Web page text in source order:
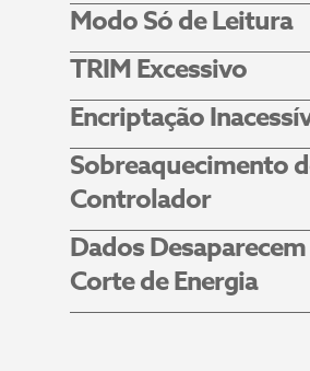
Modo Só de Leitura
TRIM Excessivo
Encriptação
Sobreaquecimento
Controlador
Dados
Corte de Energia